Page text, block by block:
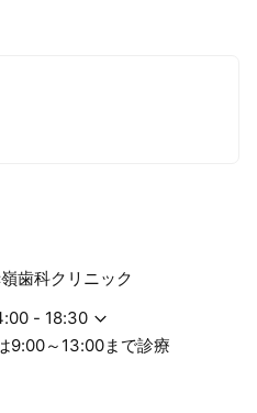
歯科クリニック
- 18:30
9:00～13:00まで診療